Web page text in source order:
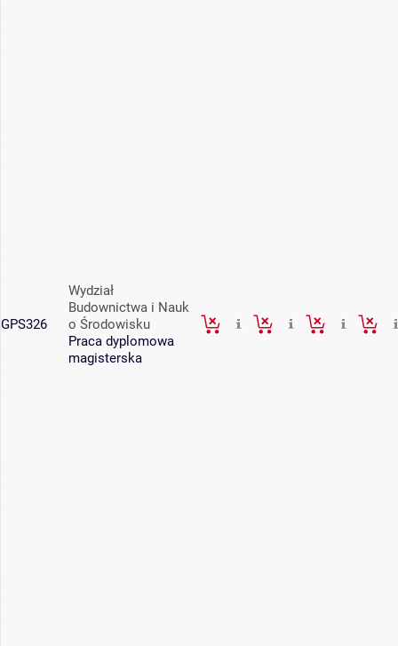
GPS326
Wydział
Budownictwa i Nauk
o Środowisku
Praca dyplomowa
magisterska